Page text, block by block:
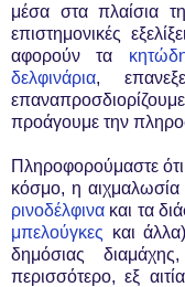
μέσα στα πλαίσια
επιστημονικές
αφορούν τα
δελφινάρια,
προάγουμε την
Πληροφορούμαστε
κόσμο, η
ρινοδέλφινα και τα
μπελούγκες και
δημόσιας
περισσότερο, εξ